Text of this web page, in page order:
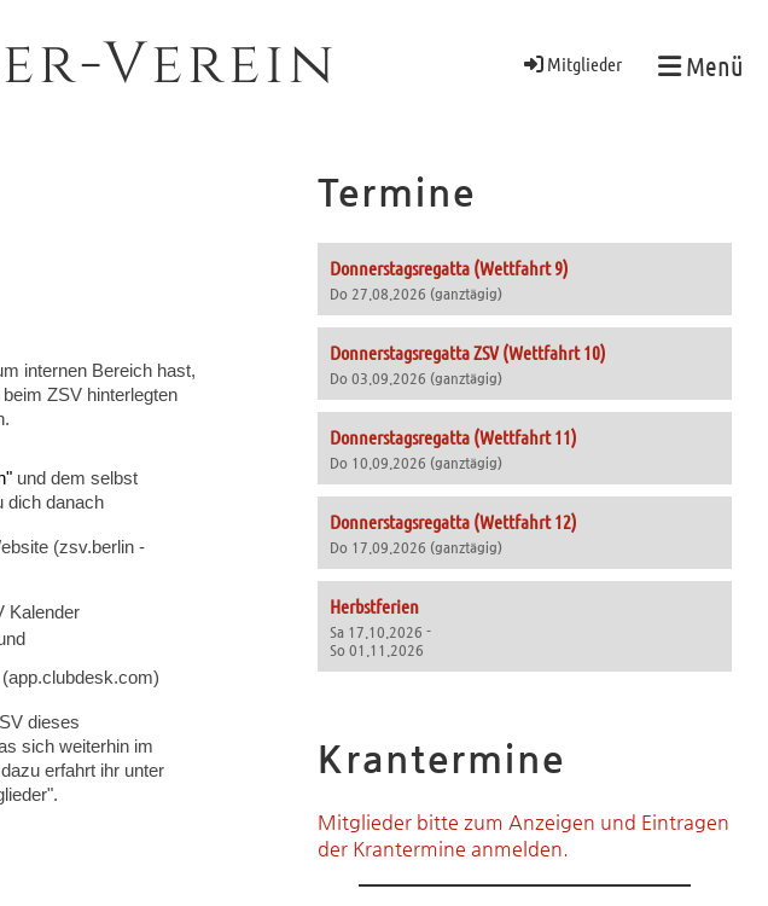
Verein Mitglieder Menü
internen Bereich hast,
ZSV hinterlegten
und dem selbst
dich danach
(zsv.berlin -
Kalender
dieses
sich weiterhin im
erfahrt ihr unter
Termine
Donnerstagsregatta (Wettfahrt 9)
Do 27.08.2026 (ganztägig)
Donnerstagsregatta ZSV (Wettfahrt 10)
Do 03.09.2026 (ganztägig)
Donnerstagsregatta (Wettfahrt 11)
Do 10.09.2026 (ganztägig)
Donnerstagsregatta (Wettfahrt 12)
Do 17.09.2026 (ganztägig)
Herbstferien
Sa 17.10.2026 -
So 01.11.2026
Krantermine
Mitglieder bitte zum Anzeigen und Eintragen
der Krantermine anmelden.